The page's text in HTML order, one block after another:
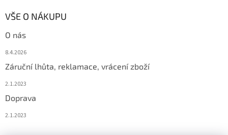
VŠE O NÁKUPU
O nás
8.4.2026
Záruční lhůta, reklamace, vrácení zboží
2.1.2023
Doprava
2.1.2023